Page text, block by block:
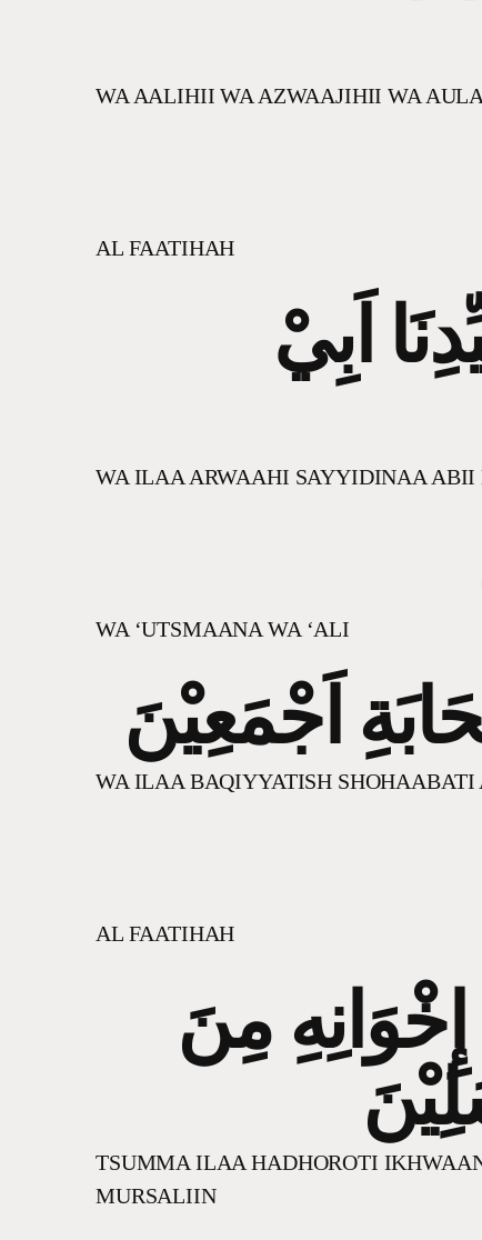
WA AALIHII WA AZWAAJIHII WA
AL FAATIHAH
اَبِيْ
WA ILAA ARWAAHI SAYYIDINAA ABII
WA ‘UTSMAANA WA ‘ALI
اَجْمَعِيْنَ
WA ILAA BAQIYYATISH SHOHAABATI
AL FAATIHAH
مِنَ
TSUMMA ILAA HADHOROTI
MURSALIIN